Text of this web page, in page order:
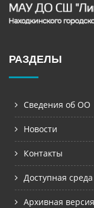
РАЗДЕЛЫ
Сведения об ОО
Новости
Контакты
Доступная среда
Архивная